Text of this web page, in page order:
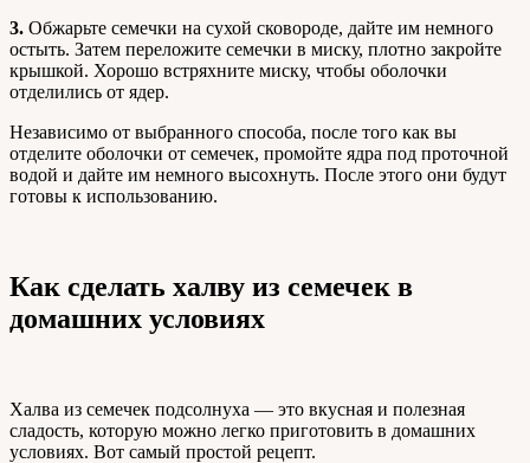
3. Обжарьте семечки на сухой сковороде, дайте им немного
остыть. Затем переложите семечки в миску, плотно закройте
крышкой. Хорошо встряхните миску, чтобы оболочки
отделились от ядер.
Независимо от выбранного способа, после того как вы
отделите оболочки от семечек, промойте ядра под проточной
водой и дайте им немного высохнуть. После этого они будут
готовы к использованию.
Как сделать халву из семечек в
домашних условиях
Халва из семечек подсолнуха — это вкусная и полезная
сладость, которую можно легко приготовить в домашних
условиях. Вот самый простой рецепт.